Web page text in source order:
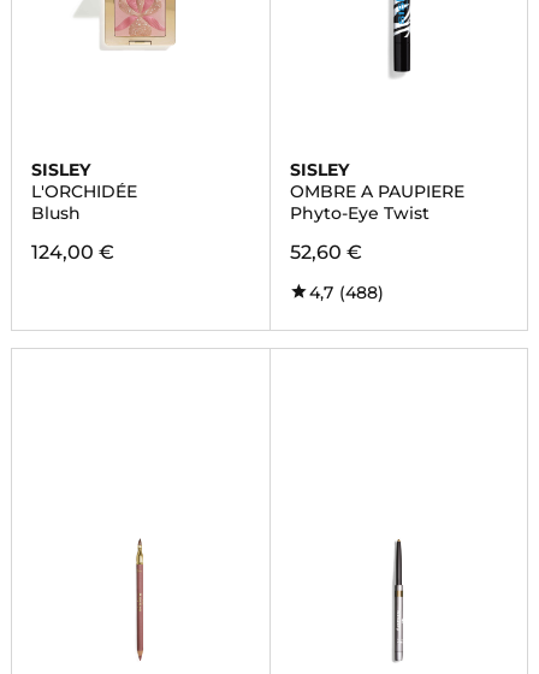
SISLEY
L'ORCHIDÉE
Blush
124,00 €
SISLEY
OMBRE A PAUPIERE
Phyto-Eye Twist
52,60 €
4,7 (488)